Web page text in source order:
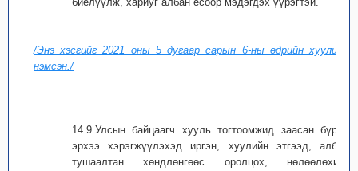
/Энэ хэсгийг 2021 оны 5 дугаар сарын 6-ны өдрийн хуулиар
нэмсэн./
14.9.Улсын байцаагч хууль тогтоомжид заасан бүрэн
эрхээ хэрэгжүүлэхэд иргэн, хуулийн этгээд, албан
тушаалтан хөндлөнгөөс оролцох, нөлөөлөхийг